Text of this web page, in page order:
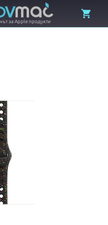
за Apple продукти
